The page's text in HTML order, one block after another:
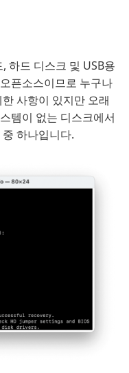
하드 디스크 및 USB용
픈소스이므로 누구나
사항이 있지만 오래
템이 없는 디스크에서
하나입니다.